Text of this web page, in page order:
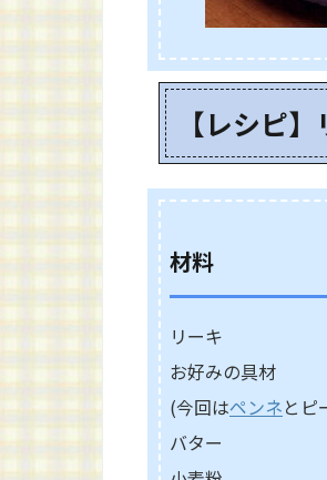
【レシピ
材料
リーキ
お好みの具
(今回はペンネとピ
バター 大さ